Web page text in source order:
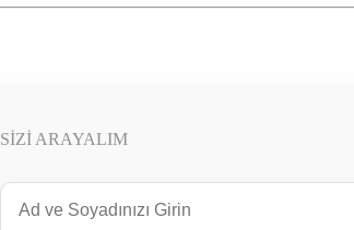
SIZI ARAYALIM